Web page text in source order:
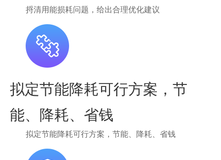
捋清用能损耗问题，给出合理优化建议
拟定节能降耗可行方案，节
能、降耗、省钱
拟定节能降耗可行方案，节能、降耗、省钱